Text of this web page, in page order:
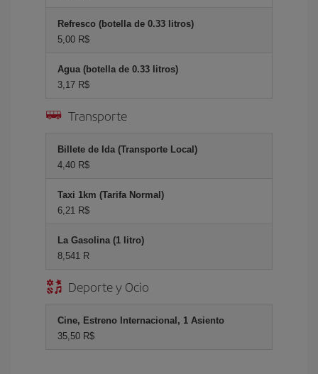
Refresco (botella de 0.33 litros)
5,00 R$
Agua (botella de 0.33 litros)
3,17 R$
Transporte
Billete de Ida (Transporte Local)
4,40 R$
Taxi 1km (Tarifa Normal)
6,21 R$
La Gasolina (1 litro)
8,541 R
Deporte y Ocio
Cine, Estreno Internacional, 1 Asiento
35,50 R$